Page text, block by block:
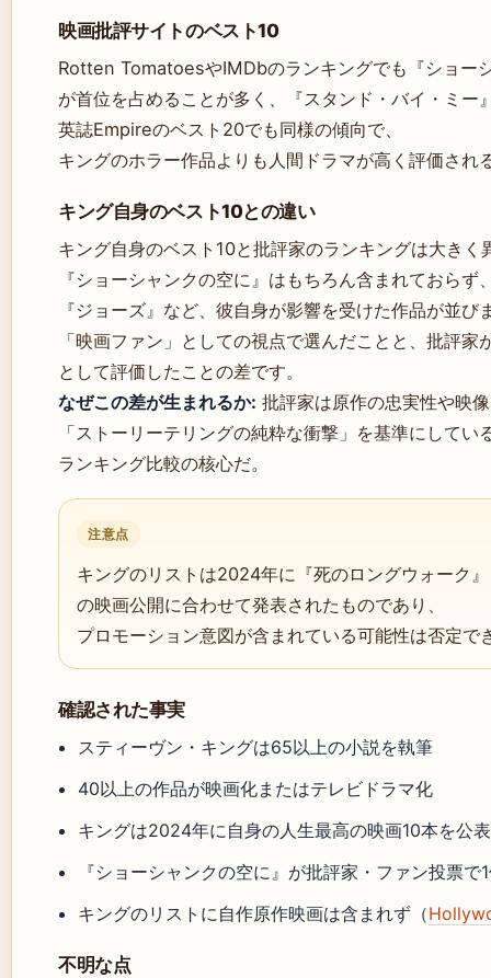
映画批評サイトのベスト10
Rotten TomatoesやIMDbのランキングでも『ショー
が首位を占めることが多く、『スタンド・バイ・ミー
英誌Empireのベスト20でも同様の傾向で、
キングのホラー作品よりも人間ドラマが高く評価され
キング自身のベスト10との違い
キング自身のベスト10と批評家のランキングは大きく
『ショーシャンクの空に』はもちろん含まれておら
『ジョーズ』など、彼自身が影響を受けた作品が並
「映画ファン」としての視点で選んだことと、批評家
として評価したことの差です。
なぜこの差が生まれるか: 批評家は原作の忠実性や映
「ストーリーテリングの純粋な衝撃」を基準にして
ランキング比較の核心だ。
注意点
キングのリストは2024年に『死のロングウォーク』
の映画公開に合わせて発表されたものであり、
プロモーション意図が含まれている可能性は否定で
確認された事実
スティーヴン・キングは65以上の小説を執筆
40以上の作品が映画化またはテレビドラマ化
キングは2024年に自身の人生最高の映画10本を公
『ショーシャンクの空に』が批評家・ファン投票
キングのリストに自作原作映画は含まれず（
不明な点